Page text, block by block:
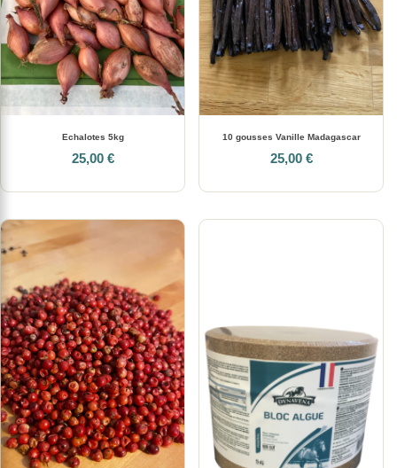
Echalotes 5kg
25,00 €
10 gousses Vanille Madagascar
25,00 €